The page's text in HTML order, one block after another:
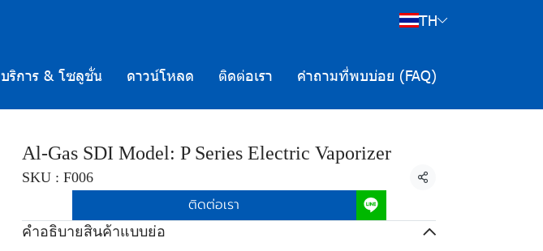
TH
บริการ & โซลูชั่น ดาวน์โหลด ติดต่อเรา คำถามที่พบบ่อย (FAQ)
Al-Gas SDI Model: P Series Electric Vaporizer
SKU : F006
แชร์
ติดต่อเรา
คำอธิบายสินค้าแบบย่อ